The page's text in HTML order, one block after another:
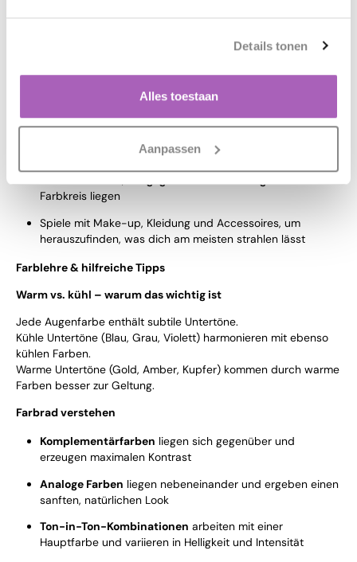
Details tonen
Alles toestaan
Aanpassen
Tiefe
Farbkreis liegen
Spiele mit Make-up, Kleidung und Accessoires, um
herauszufinden, was dich am meisten strahlen lässt
Farblehre & hilfreiche Tipps
Warm vs. kühl – warum das wichtig ist
Jede Augenfarbe enthält subtile Untertöne.
Kühle Untertöne (Blau, Grau, Violett) harmonieren mit ebenso
kühlen Farben.
Warme Untertöne (Gold, Amber, Kupfer) kommen durch warme
Farben besser zur Geltung.
Farbrad verstehen
Komplementärfarben liegen sich gegenüber und
erzeugen maximalen Kontrast
Analoge Farben liegen nebeneinander und ergeben einen
sanften, natürlichen Look
Ton-in-Ton-Kombinationen arbeiten mit einer
Hauptfarbe und variieren in Helligkeit und Intensität